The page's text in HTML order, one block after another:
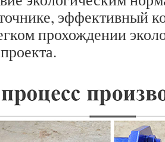
эффективный
прохождении